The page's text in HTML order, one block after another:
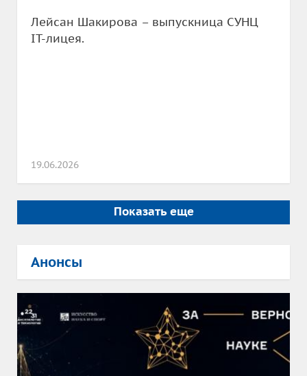
Лейсан Шакирова – выпускница СУНЦ
IT-лицея.
19.06.2026
Показать еще
Анонсы